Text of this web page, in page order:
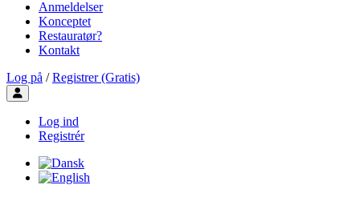
Anmeldelser
Konceptet
Restauratør?
Kontakt
Log på / Registrer (Gratis)
Toggle user menu
Log ind
Registrér